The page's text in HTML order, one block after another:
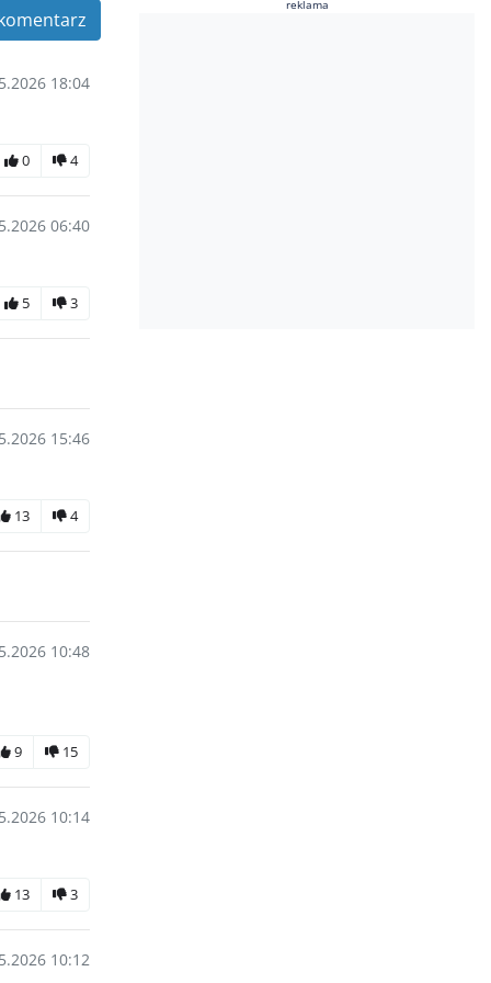
18:04
0 4
06:40
5 3
15:46
13 4
10:48
9 15
10:14
13 3
10:12
reklama